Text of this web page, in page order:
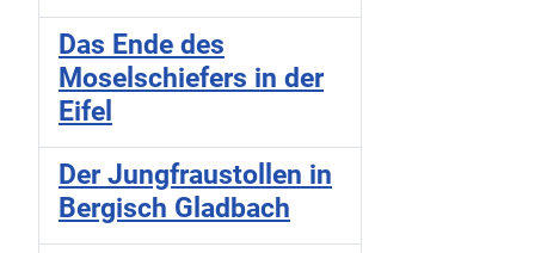
Das Ende des
Moselschiefers in der
Eifel
Der Jungfraustollen in
Bergisch Gladbach